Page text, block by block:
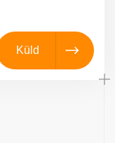
Küld